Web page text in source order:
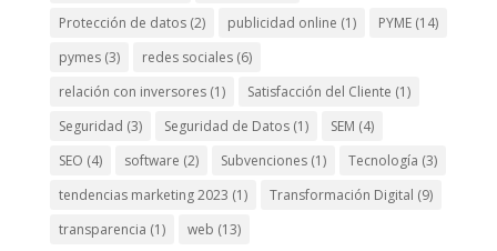
Protección de datos(2) publicidad online (1) PYME(14)
pymes(3) redes sociales(6)
relación con inversores(1) Satisfacción del Cliente (1)
Seguridad (3) Seguridad de Datos(1) SEM (4)
SEO (4) software (2) Subvenciones(1) Tecnología (3)
tendencias marketing 2023 (1) Transformación Digital (9)
transparencia (1) web (13)